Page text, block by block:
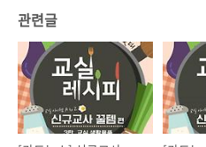
관련글